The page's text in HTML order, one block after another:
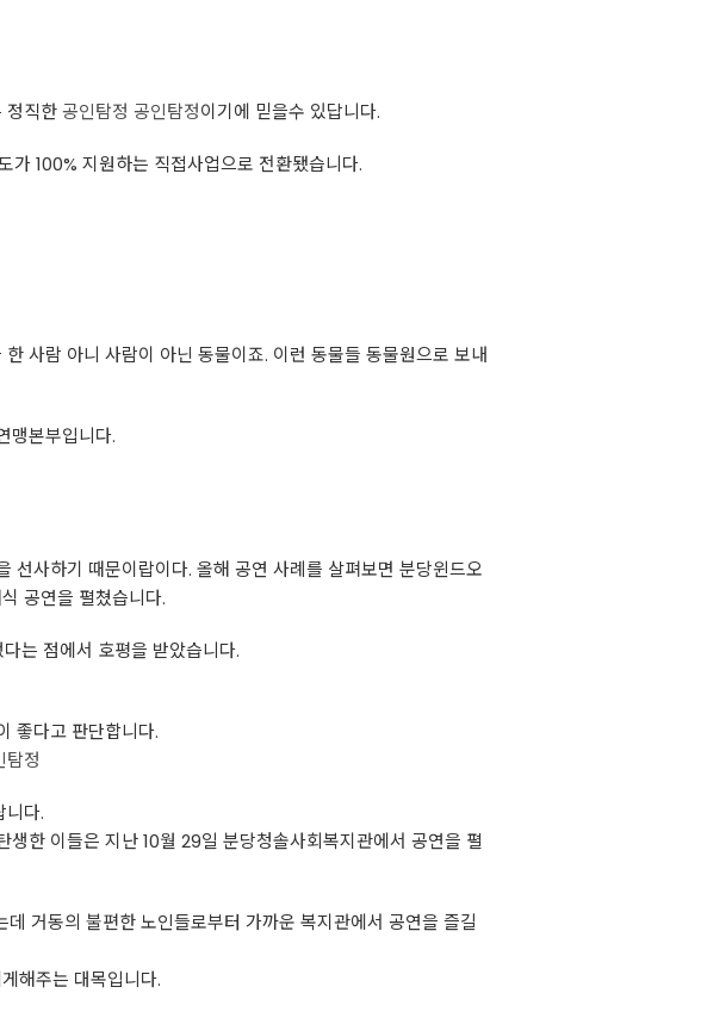
정직한공인탐정 공인탐정이기에 믿을수 있답니다.
100% 지원하는 직접사업으로 전환됐습니다.
사람 아니 사람이 아닌 동물이죠. 이런 동물들 동물원으로 보내
맹본부입니다.
선사하기 때문이랍이다. 올해 공연 사례를 살펴보면 분당윈드오
공연을 펼쳤습니다.
는 점에서 호평을 받았습니다.
좋다고 판단합니다.
탐정
니다.
한 이들은 지난 10월 29일 분당청솔사회복지관에서 공연을 펼
거동의 불편한 노인들로부터 가까운 복지관에서 공연을 즐길
해주는 대목입니다.